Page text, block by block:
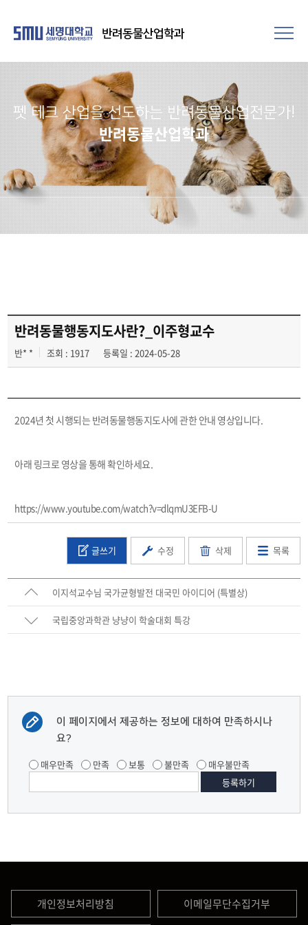
반려동물산업학과
펫 테크 산업을 선도하는 반려동물산업전문가!
반려동물산업학과
반려동물행동지도사란?_이주형교수
반* * 조회 : 1917 등록일 : 2024-05-28
2024년 첫 시행되는 반려동물행동지도사에 관한 안내 영상입니다.
아래 링크로 영상을 통해 확인하세요.
https://www.youtube.com/watch?v=dlqmU3EFB-U
글쓰기 수정 삭제 목록
이지석교수님 국가균형발전 대국민 아이디어 (특별상)
국립중앙과학관 냥냥이 학술대회 특강
이 페이지에서 제공하는 정보에 대하여 만족하시나
요?
매우만족 만족 보통 불만족 매우불만족
개인정보처리방침 이메일무단수집거부